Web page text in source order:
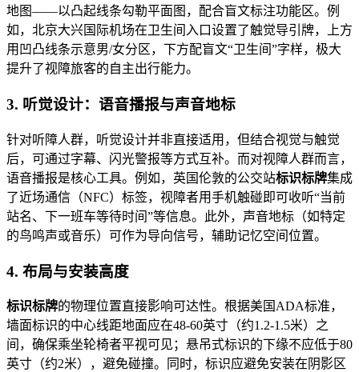
地图——以凸起线条勾勒平面图，配合盲文标注功能区。例
如，北京大兴国际机场在卫生间入口设置了触觉导引牌，上方
用凹凸线条示意男/女分区，下方配盲文“卫生间”字样，极大
提升了视障旅客的自主出行能力。
3. 听觉设计：语音播报与声音地标
针对听障人群，听觉设计并非直接适用，但结合视觉与触觉
后，可通过字幕、闪光警报等方式互补。而对视障人群而言，
语音播报是核心工具。例如，英国伦敦的公交站标识标牌集成
了近场通信（NFC）标签，视障者用手机触碰即可收听“当前
站名、下一班车等待时间”等信息。此外，声音地标（如特定
的鸟鸣声或音乐）可作为导向信号，辅助记忆空间位置。
4. 布局与安装高度
标识标牌的物理位置直接影响可达性。根据美国ADA标准，
墙面标识的中心线距地面应在48-60英寸（约1.2-1.5米）之
间，确保乘坐轮椅者平视可见；悬吊式标识的下缘不应低于80
英寸（约2米），避免碰撞。同时，标识应避免安装在阴影区